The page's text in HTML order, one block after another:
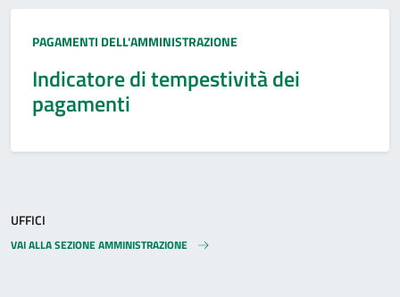
Tipo:
PAGAMENTI DELL'AMMINISTRAZIONE
Indicatore di tempestività dei
pagamenti
UFFICI
VAI ALLA SEZIONE AMMINISTRAZIONE